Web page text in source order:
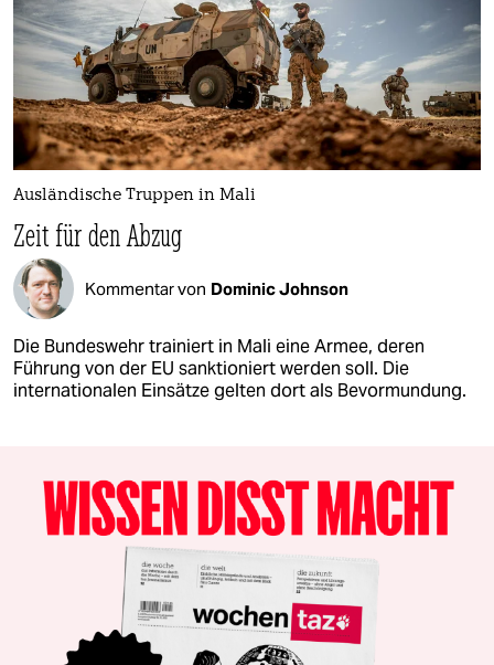
Ausländische Truppen in Mali
Zeit für den Abzug
Kommentar von Dominic Johnson
Die Bundeswehr trainiert in Mali eine Armee, deren
Führung von der EU sanktioniert werden soll. Die
internationalen Einsätze gelten dort als Bevormundung.